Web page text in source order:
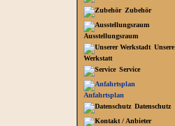
Zubehör
Ausstellungsraum
Unsere
Werkstatt
Service
Anfahrtsplan
Datenschutz